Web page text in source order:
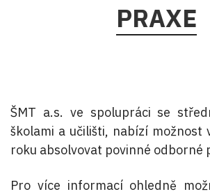
PRAXE
ŠMT a.s. ve spolupráci se
školami a učilišti, nabízí možnost
roku absolvovat povinné odborné
Pro více informací ohledně